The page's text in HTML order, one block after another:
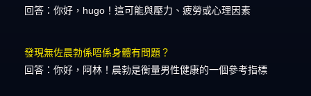
回答：你好，hugo！這可能與壓力、疲勞或心理因素
發現無佐晨勃係唔係身體有問題？
回答：你好，阿林！晨勃是衡量男性健康的一個參考指標